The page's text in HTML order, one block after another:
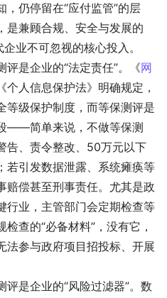
仍停留在“应付监管”的层
是兼顾合规、安全与发展的
业不可忽视的核心投入。
是企业的“法定责任”。《网
个人信息保护法》明确规定，
等级保护制度，而等保测评是
——简单来说，不做等保测
告、责令整改、50万元以下
若引发数据泄露、系统瘫痪等
赔偿甚至刑事责任。尤其是政
行业，主管部门会定期检查等
查的“必备材料”，没有它，
法参与政府项目招投标、开展
是企业的“风险过滤器”。数